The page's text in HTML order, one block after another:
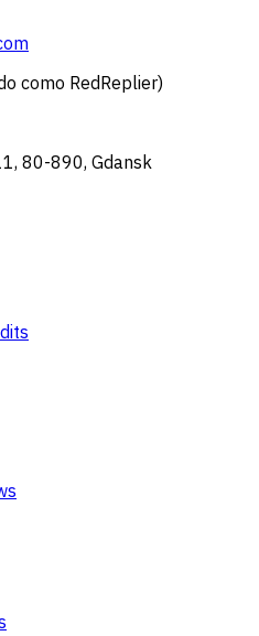
como RedReplier)
80-890, Gdansk